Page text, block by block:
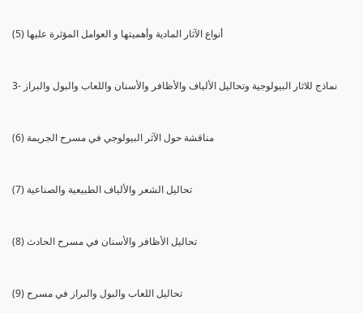
(5) أنواع الآثار المادية وأهميتها و العوامل المؤثرة عليها
3- نماذج للاثار البيولوجية وتحاليل الألياف والأظافر والأسنان واللعاب والبول والبراز
(6) مناقشة حول الآثر البيولوجي في مسرح الجريمة
(7) تحاليل الشعر والألياف الطبيعية والصناعية
(8) تحاليل الأظافر والأسنان في مسرح الحادث
(9) تحاليل اللعاب والبول والبراز في مسرح